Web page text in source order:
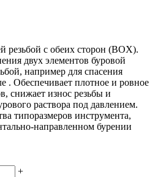
резьбой с обеих сторон (BOX).
двух элементов буровой
например для спасения
. Обеспечивает плотное и ровное
снижает износ резьбы и
раствора под давлением.
типоразмеров инструмента,
направленном бурении
+